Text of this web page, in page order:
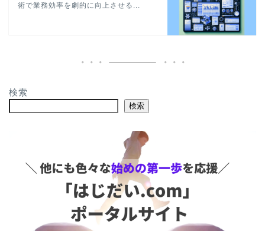
術で業務効率を劇的に向上させる...
検索
検索